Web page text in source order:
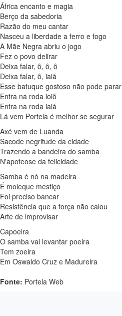
África encanto e magia
Berço da sabedoria
Razão do meu cantar
Nasceu a liberdade a ferro e fogo
A Mãe Negra abriu o jogo
Fez o povo delirar
Deixa falar, ô, ô, ô
Deixa falar, ô, iaiá
Esse batuque gostoso não pode parar
Entra na roda ioiô
Entra na roda iaiá
Lá vem Portela é melhor se segurar
Axé vem de Luanda
Sacode negritude da cidade
Trazendo a bandeira do samba
N'apoteose da felicidade
Samba é nó na madeira
É moleque mestiço
Foi preciso bancar
Resistência que a força não calou
Arte de improvisar
Capoeira
O samba vai levantar poeira
Tem zoeira
Em Oswaldo Cruz e Madureira
Fonte: Portela Web